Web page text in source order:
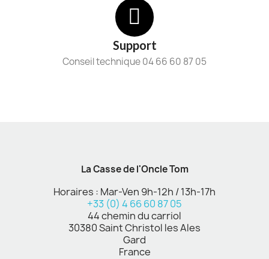
Support
Conseil technique 04 66 60 87 05
La Casse de l'Oncle Tom
Horaires : Mar-Ven 9h-12h / 13h-17h
+33 (0) 4 66 60 87 05
44 chemin du carriol
30380 Saint Christol les Ales
Gard
France